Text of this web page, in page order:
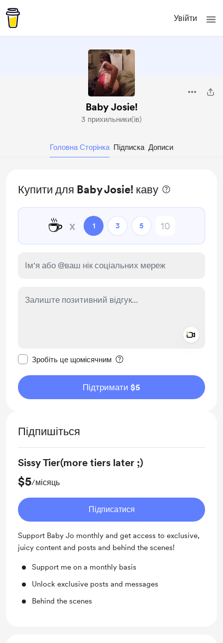
Увійти
Baby Josie!
3 прихильники(ів)
Головна Сторінка Підписка Дописи
Купити для Baby Josie! каву
☕ x 1 3 5
Зробіть це щомісячним
Підтримати $5
Підпишіться
Sissy Tier(more tiers later ;)
$5/місяць
Підписатися
Support Baby Jo monthly and get access to exclusive,
juicy content and posts and behind the scenes!
Support me on a monthly basis
Unlock exclusive posts and messages
Behind the scenes